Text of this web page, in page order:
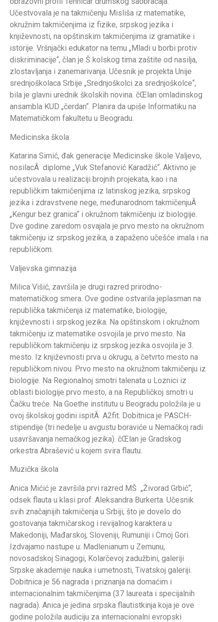
Učestvovala je na takmičenju Misliša iz matematike,
okružnim takmičenjima iz fizike, srpskog jezika i
književnosti, na opštinskim takmičenjima iz gramatike i
istorije. Vršnjački edukator na temu „Mladi u borbi protiv
diskriminacije“, član je Š kolskog tima zaštite od nasilja,
zlostavljanja i zanemarivanja. Učesnik je projekta Unije
srednjoškolaca Srbije „Srednjoškolci za srednjoškolce“,
bila je glavni urednik školskih novina. čŒlan omladinskog
ansambla KUD „čerdan“. Planira da upiše Informatiku na
Matematičkom fakultetu u Beogradu.
Medicinska škola
Katarina Simić, đak generacije Medicinske škole Valjevo,
nosilacÂ diplome „Vuk Stefanović Karadžić“. Aktivno je
učestvovala u realizaciji brojnih projekata, kao i na
republičkim takmičenjima iz latinskog jezika, srpskog
jezika i zdravstvene nege, međunarodnom takmičenjuÂ
„Kengur bez granica“ i okružnom takmičenju iz biologije.
Dve godine zaredom osvajala je prvo mesto na okružnom
takmičenju iz srpskog jezika, a zapaženo učešće imala i na
republičkom.
Valjevska gimnazija
Milica Višić, završila je drugi razred prirodno-
matematičkog smera. Ove godine ostvarila jeplasman na
republička takmičenja iz matematike, biologije,
književnosti i srpskog jezika. Na opštinskom i okružnom
takmičenju iz matematike osvojila je prvo mesto. Na
republičkom takmičenju iz srpskog jezika osvojila je 3.
mesto. Iz književnosti prva u okrugu, a četvrto mesto na
republičkom nivou. Prvo mesto na okružnom takmičenju iz
biologije. Na Regionalnoj smotri talenata u Loznici iz
oblasti biologije prvo mesto, a na Republičkoj smotri u
Čačku treće. Na Goethe institutu u Beogradu položila je u
ovoj školskoj godini ispitÂ A2fit. Dobitnica je PASCH-
stipendije (tri nedelje u avgustu boraviće u Nemačkoj radi
usavršavanja nemačkog jezika). čŒlan je Gradskog
orkestra Abrašević u kojem svira flautu.
Muzička škola
Anica Mićić je završila prvi razred MŠ „Živorad Grbić“,
odsek flauta u klasi prof. Aleksandra Burkerta. Učesnik
svih značajnijih takmičenja u Srbiji, što je dovelo do
gostovanja takmičarskog i revijalnog karaktera u
Makedoniji, Mađarskoj, Sloveniji, Rumuniji i Crnoj Gori.
Izdvajamo nastupe u: Madlenianum u Zemunu,
novosadskoj Sinagogi, Kolarčevoj zadužbini, galeriji
Srpske akademije nauka i umetnosti, Tivatskoj galeriji.
Dobitnica je 56 nagrada i priznanja na domaćim i
internacionalnim takmičenjima (37 laureata i specijalnih
nagrada). Anica je jedina srpska flautistkinja koja je ove
godine položila audiciju za internacionalni evropski